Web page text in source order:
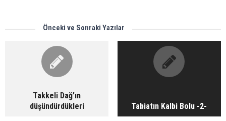
Önceki ve Sonraki Yazılar
Takkeli Dağ’ın
düşündürdükleri
Tabiatın Kalbi Bolu -2-